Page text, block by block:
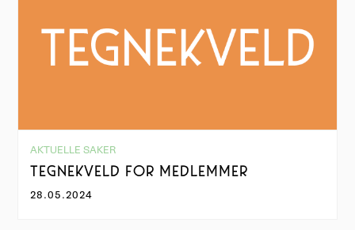
AKTUELLE SAKER
TEGNEKVELD FOR MEDLEMMER
28.05.2024